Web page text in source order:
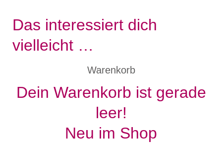
Das interessiert dich
vielleicht …
Warenkorb
Dein Warenkorb ist gerade
leer!
Neu im Shop